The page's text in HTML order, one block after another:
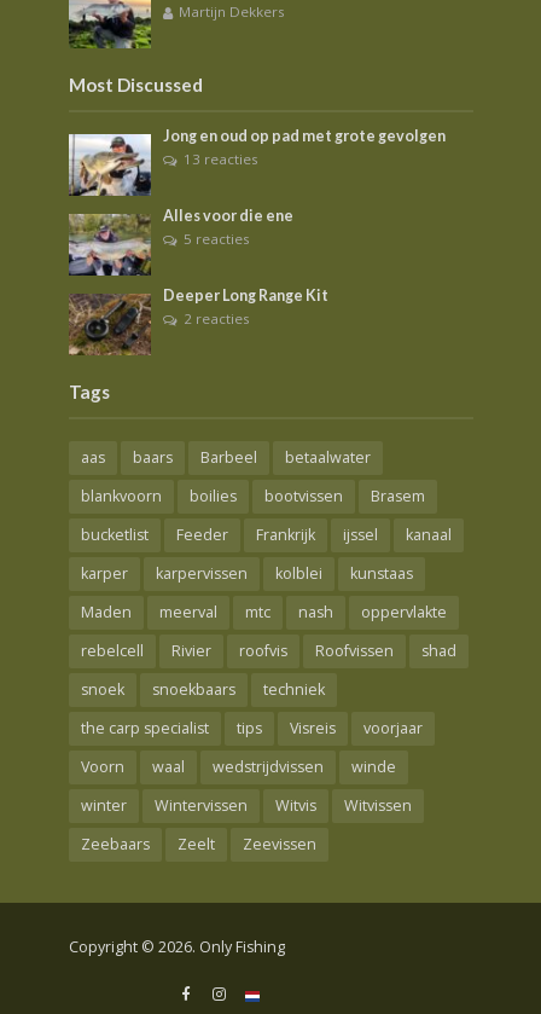
Martijn Dekkers
Most Discussed
Jong en oud op pad met grote gevolgen
13 reacties
Alles voor die ene
5 reacties
Deeper Long Range Kit
2 reacties
Tags
aas baars Barbeel
betaalwater
blankvoorn
boilies bootvissen
Brasem
bucketlist
Feeder Frankrijk ijssel
kanaal
karper
karpervissen kolblei
kunstaas
Maden
meerval mtc nash
oppervlakte
rebelcell
Rivier roofvis Roofvissen
shad
snoek
snoekbaars
techniek
the carp specialist
tips Visreis
voorjaar
Voorn
waal wedstrijdvissen
winde
winter
Wintervissen Witvis
Witvissen
Zeebaars
Zeelt Zeevissen
Copyright © 2026. Only Fishing